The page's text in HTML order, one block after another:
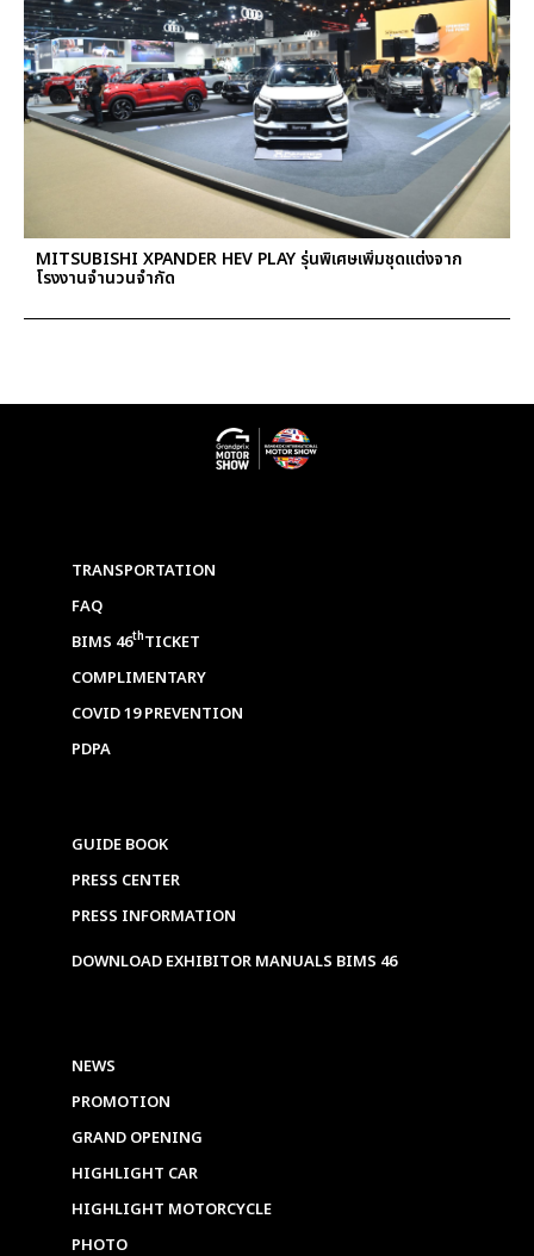
MITSUBISHI XPANDER HEV PLAY รุ่นพิเศษเพิ่มชุดแต่งจาก
โรงงานจำนวนจำกัด
TRANSPORTATION
FAQ
BIMS 46thTICKET
COMPLIMENTARY
COVID 19 PREVENTION
PDPA
GUIDE BOOK
PRESS CENTER
PRESS INFORMATION
DOWNLOAD EXHIBITOR MANUALS BIMS 46
NEWS
PROMOTION
GRAND OPENING
HIGHLIGHT CAR
HIGHLIGHT MOTORCYCLE
PHOTO